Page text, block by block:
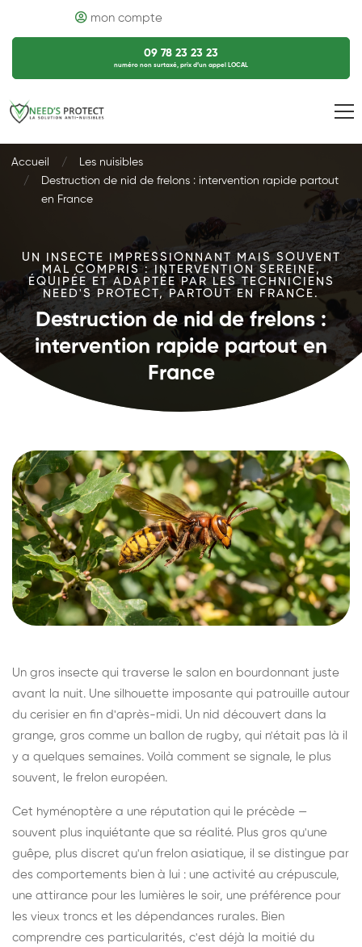
mon compte
09 78 23 23 23
numéro non surtaxé, prix d’un appel LOCAL
Accueil
Les nuisibles
Destruction de nid de frelons : intervention rapide partout
en France
UN INSECTE IMPRESSIONNANT MAIS SOUVENT
MAL COMPRIS : INTERVENTION SEREINE,
ÉQUIPÉE ET ADAPTÉE PAR LES TECHNICIENS
NEED'S PROTECT, PARTOUT EN FRANCE.
Destruction de nid de frelons :
intervention rapide partout en
France
Un gros insecte qui traverse le salon en bourdonnant juste
avant la nuit. Une silhouette imposante qui patrouille autour
du cerisier en fin d'après-midi. Un nid découvert dans la
grange, gros comme un ballon de rugby, qui n'était pas là il
y a quelques semaines. Voilà comment se signale, le plus
souvent, le frelon européen.
Cet hyménoptère a une réputation qui le précède —
souvent plus inquiétante que sa réalité. Plus gros qu'une
guêpe, plus discret qu'un frelon asiatique, il se distingue par
des comportements bien à lui : une activité au crépuscule,
une attirance pour les lumières le soir, une préférence pour
les vieux troncs et les dépendances rurales. Bien
comprendre ces particularités, c'est déjà la moitié du